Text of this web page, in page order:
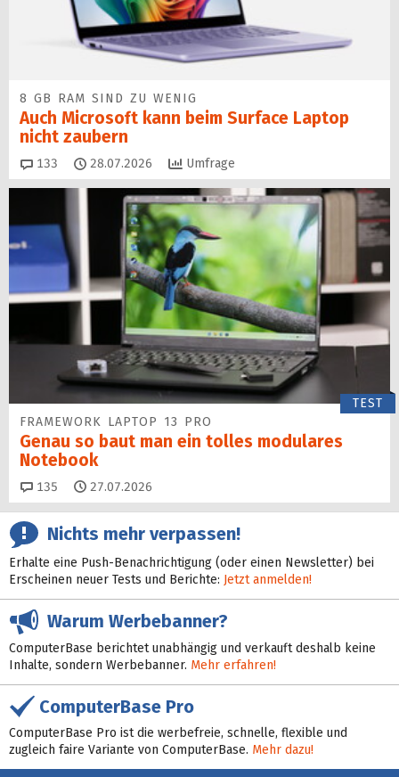
8 GB RAM SIND ZU WENIG
Auch Microsoft kann beim Surface Laptop
nicht zaubern
133 Kommentare
28.07.2026 Umfrage
TEST
FRAMEWORK LAPTOP 13 PRO
Genau so baut man ein tolles modulares
Notebook
135 Kommentare
27.07.2026
Nichts mehr verpassen!
Erhalte eine Push-Benachrichtigung (oder einen Newsletter) bei
Erscheinen neuer Tests und Berichte: Jetzt anmelden!
Warum Werbebanner?
ComputerBase berichtet unabhängig und verkauft deshalb keine
Inhalte, sondern Werbebanner. Mehr erfahren!
ComputerBase Pro
ComputerBase Pro ist die werbefreie, schnelle, flexible und
zugleich faire Variante von ComputerBase. Mehr dazu!